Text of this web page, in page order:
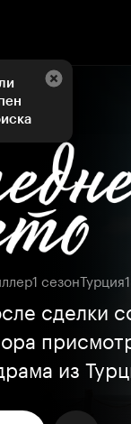
1 сезонТурция
сделки
из